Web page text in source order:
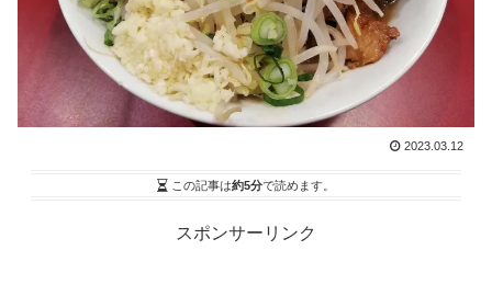
2023.03.12
この記事は約5分で読めます。
スポンサーリンク